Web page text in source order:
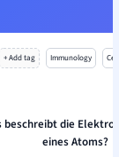
+ Add tag Immunology
beschreibt die
eines Atoms?